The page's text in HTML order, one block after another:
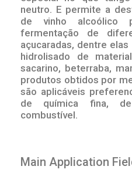
neutro. E permite a
de vinho alcoólico
fermentação de
açucaradas, dentre
hidrolisado de
sacarino, beterraba,
produtos obtidos por
são aplicáveis
de química fina,
combustível.
Main Application